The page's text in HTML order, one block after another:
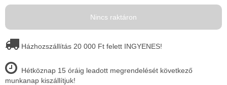
Nincs raktáron
Házhozszállítás 20 000 Ft felett INGYENES!
Hétköznap 15 óráig leadott megrendelését következő
munkanap kiszállítjuk!